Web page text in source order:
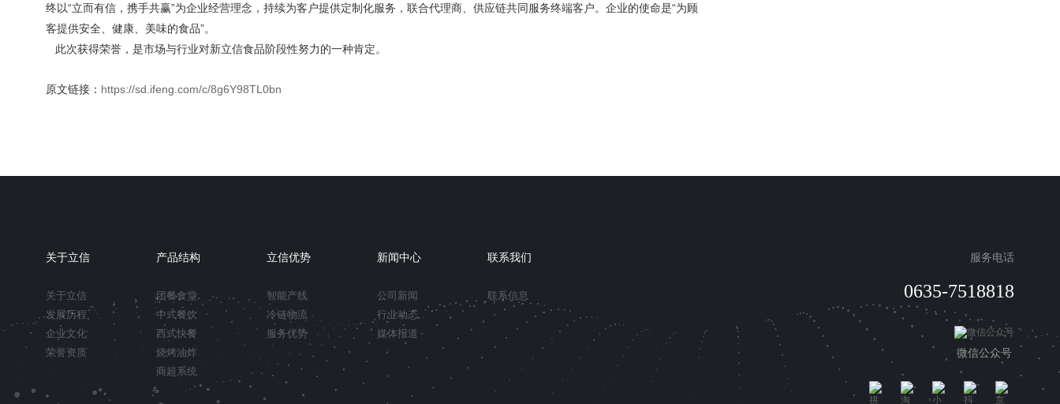
终以“立而有信，携手共赢”为企业经营理念，持续为客户提供定制化服务，联合代理商、供应链共同服务终端客户。企业的使命是“为顾
客提供安全、健康、美味的食品”。
此次获得荣誉，是市场与行业对新立信食品阶段性努力的一种肯定。
原文链接： https://sd.ifeng.com/c/8g6Y98TL0bn
关于立信
关于立信
发展历程
企业文化
荣誉资质
产品结构
团餐食堂
中式餐饮
西式快餐
烧烤油炸
商超系统
立信优势
智能产线
冷链物流
服务优势
新闻中心
公司新闻
行业动态
媒体报道
联系我们
联系信息
服务电话
0635-7518818
微信公众号